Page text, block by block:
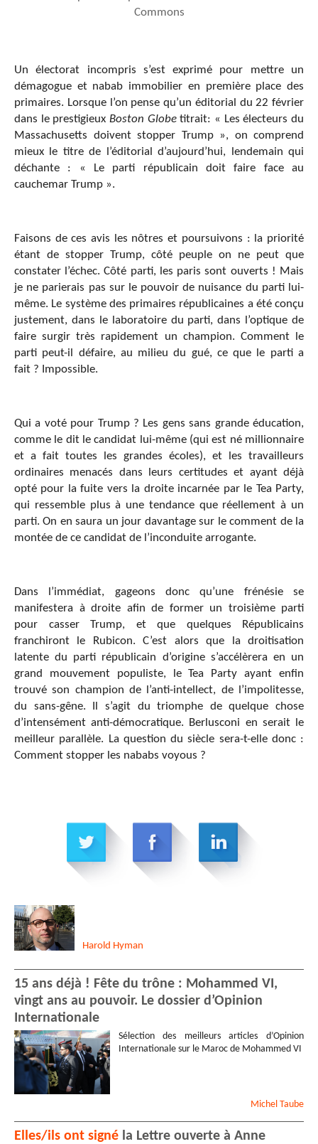
Commons
Un électorat incompris s’est exprimé pour mettre un
démagogue et nabab immobilier en première place des
primaires. Lorsque l’on pense qu’un éditorial du 22 février
dans le prestigieux Boston Globetitrait: « Les électeurs du
Massachusetts doivent stopper Trump », on comprend
mieux le titre de l’éditorial d’aujourd’hui, lendemain qui
déchante : « Le parti républicain doit faire face au
cauchemar Trump ».
Faisons de ces avis les nôtres et poursuivons : la priorité
étant de stopper Trump, côté peuple on ne peut que
constater l’échec. Côté parti, les paris sont ouverts ! Mais
je ne parierais pas sur le pouvoir de nuisance du parti lui-
même. Le système des primaires républicaines a été conçu
justement, dans le laboratoire du parti, dans l’optique de
faire surgir très rapidement un champion. Comment le
parti peut-il défaire, au milieu du gué, ce que le parti a
fait ? Impossible.
Qui a voté pour Trump ? Les gens sans grande éducation,
comme le dit le candidat lui-même (qui est né millionnaire
et a fait toutes les grandes écoles), et les travailleurs
ordinaires menacés dans leurs certitudes et ayant déjà
opté pour la fuite vers la droite incarnée par le Tea Party,
qui ressemble plus à une tendance que réellement à un
parti. On en saura un jour davantage sur le comment de la
montée de ce candidat de l’inconduite arrogante.
Dans l’immédiat, gageons donc qu’une frénésie se
manifestera à droite afin de former un troisième parti
pour casser Trump, et que quelques Républicains
franchiront le Rubicon. C’est alors que la droitisation
latente du parti républicain d’origine s’accélèrera en un
grand mouvement populiste, le Tea Party ayant enfin
trouvé son champion de l’anti-intellect, de l’impolitesse,
du sans-gêne. Il s’agit du triomphe de quelque chose
d’intensément anti-démocratique. Berlusconi en serait le
meilleur parallèle. La question du siècle sera-t-elle donc :
Comment stopper les nababs voyous ?
Harold Hyman
15 ans déjà ! Fête du trône : Mohammed VI,
vingt ans au pouvoir. Le dossier d’Opinion
Internationale
Sélection des meilleurs articles d’Opinion
Internationale sur le Maroc de Mohammed VI
Michel Taube
Elles/ils ont signé la Lettre ouverte à Anne